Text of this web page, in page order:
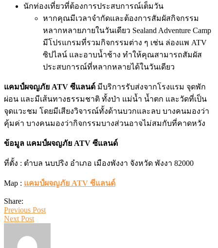
นักท่องเที่ยวที่ต้องการประสบการณ์เต็มวัน
หากคุณมีเวลาจำกัดและต้องการสัมผัสกิจกรรม
หลากหลายภายในวันเดียว Sealand Adventure Camp
มีโปรแกรมที่รวมกิจกรรมต่าง ๆ เช่น ล่องแพ ATV
ซิปไลน์ และอาบน้ำช้าง ทำให้คุณสามารถสัมผัส
ประสบการณ์ที่หลากหลายได้ในวันเดียว
แคมป์ผจญภัย ATV ซีแลนด์ มีบริการรับส่งจากโรงแรม จุดพัก
ผ่อน และมีเส้นทางธรรมชาติ ทั้งป่า แม่น้ำ น้ำตก และวัดที่เป็น
จุดแวะชม โดยมีเสียงวิจารณ์ทั้งด้านบวกและลบ บางคนมองว่า
คุ้มค่า บางคนมองว่ากิจกรรมบางส่วนอาจไม่สมกับที่คาดหวัง
ข้อมูล แคมป์ผจญภัย ATV ซีแลนด์
ที่ตั้ง : ตำบล นบปริง อำเภอ เมืองพังงา จังหวัด พังงา 82000
Map : แคมป์ผจญภัย ATV ซีแลนด์
Share:
Previous Post
Next Post